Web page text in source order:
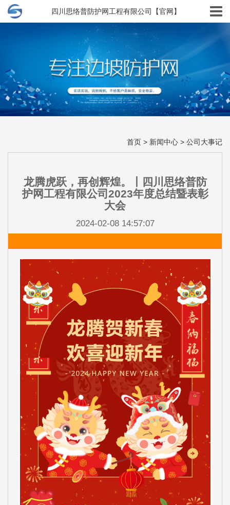
首页 > 新闻中心 > 公司大事记
龙腾虎跃，再创辉煌。丨四川思络普防
护网工程有限公司2023年度总结暨表彰
大会
2024-02-08 14:57:07
四川思络普防护网工程有限公司【官网】